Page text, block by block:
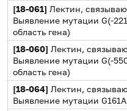
[18-061] Лектин,
Выявление мутации G(-
область гена)
[18-060] Лектин,
Выявление мутации G(-
область гена)
[18-064] Лектин,
Выявление мутации